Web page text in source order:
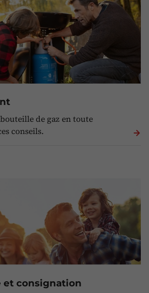
de gaz en toute
conseils.
et consignation